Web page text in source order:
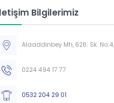
İletişim Bilgilerimiz
Alaaddinbey Mh, 626. Sk.
0224 494 17 77
0532 204 29 01